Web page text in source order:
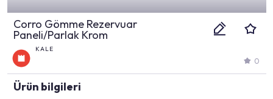
Corro Gömme Rezervuar
Paneli/Parlak Krom
KALE
0
Ürün bilgileri